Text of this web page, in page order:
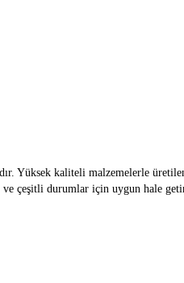
Yüksek kaliteli malzemelerle
ve çeşitli durumlar için uygun hale